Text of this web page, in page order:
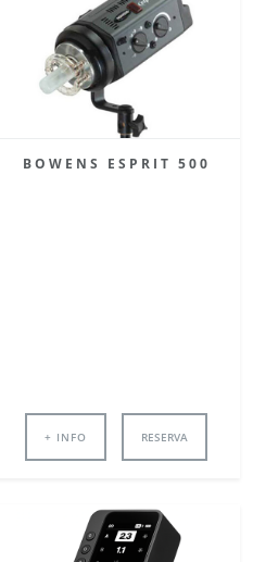
BOWENS ESPRIT 500
+ INFO RESERVA